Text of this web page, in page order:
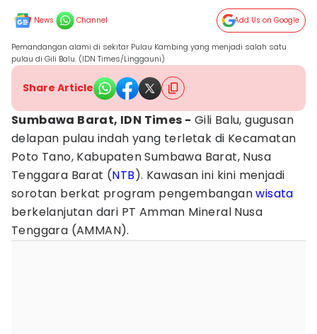
News Channel Add Us on Google
Pemandangan alami di sekitar Pulau Kambing yang menjadi salah satu
pulau di Gili Balu. (IDN Times/Linggauni)
Share Article
Sumbawa Barat, IDN Times - Gili Balu, gugusan
delapan pulau indah yang terletak di Kecamatan
Poto Tano, Kabupaten Sumbawa Barat, Nusa
Tenggara Barat (NTB). Kawasan ini kini menjadi
sorotan berkat program pengembanganwisata
berkelanjutan dari PT Amman Mineral Nusa
Tenggara (AMMAN).